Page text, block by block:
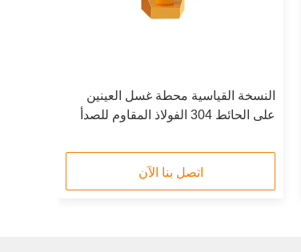
النسخة القياسية محطة غسل العينين
على الحائط 304 الفولاذ المقاوم للصدأ
اتصل بنا الآن